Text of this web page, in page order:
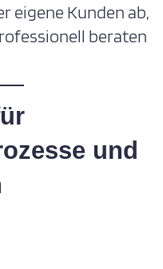
eigene Kunden ab,
beraten
und